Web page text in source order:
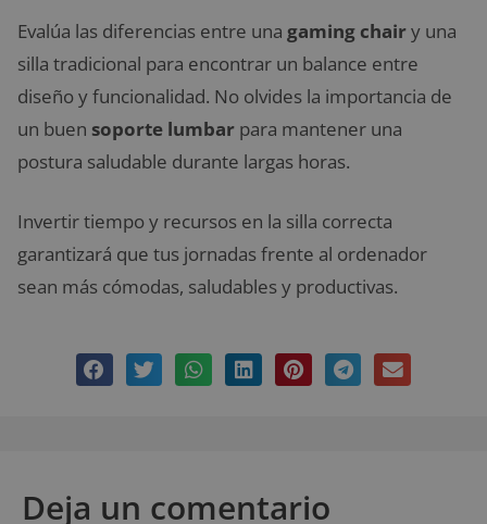
Evalúa las diferencias entre una gaming chairy una
silla tradicional para encontrar un balance entre
diseño y funcionalidad. No olvides la importancia de
un buen soporte lumbar para mantener una
postura saludable durante largas horas.
Invertir tiempo y recursos en la silla correcta
garantizará que tus jornadas frente al ordenador
sean más cómodas, saludables y productivas.
Deja un comentario